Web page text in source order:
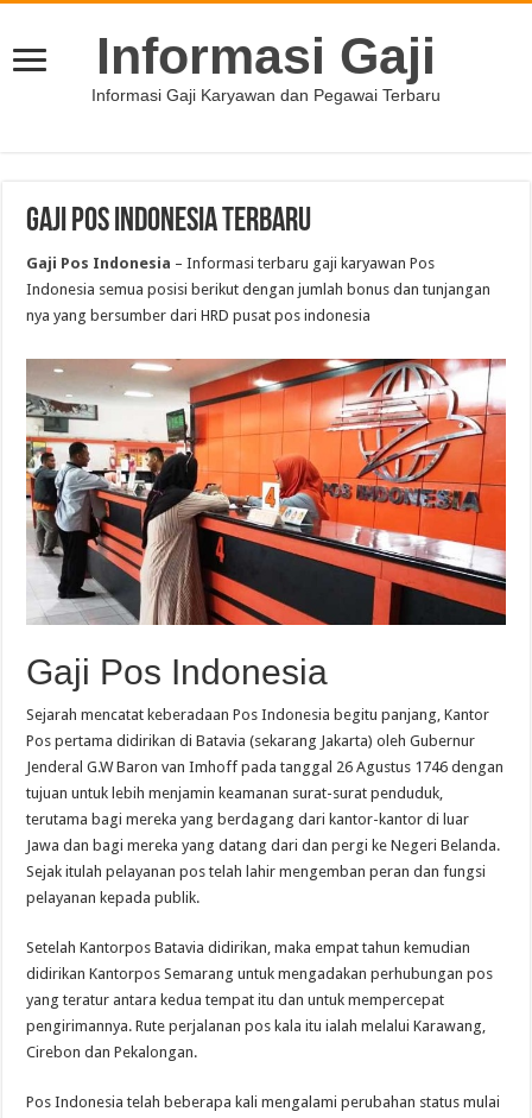
Informasi Gaji
Informasi Gaji Karyawan dan Pegawai Terbaru
Gaji Pos Indonesia Terbaru
Gaji Pos Indonesia – Informasi terbaru gaji karyawan Pos
Indonesia semua posisi berikut dengan jumlah bonus dan tunjangan
nya yang bersumber dari HRD pusat pos indonesia
Gaji Pos Indonesia
Sejarah mencatat keberadaan Pos Indonesia begitu panjang, Kantor
Pos pertama didirikan di Batavia (sekarang Jakarta) oleh Gubernur
Jenderal G.W Baron van Imhoff pada tanggal 26 Agustus 1746 dengan
tujuan untuk lebih menjamin keamanan surat-surat penduduk,
terutama bagi mereka yang berdagang dari kantor-kantor di luar
Jawa dan bagi mereka yang datang dari dan pergi ke Negeri Belanda.
Sejak itulah pelayanan pos telah lahir mengemban peran dan fungsi
pelayanan kepada publik.
Setelah Kantorpos Batavia didirikan, maka empat tahun kemudian
didirikan Kantorpos Semarang untuk mengadakan perhubungan pos
yang teratur antara kedua tempat itu dan untuk mempercepat
pengirimannya. Rute perjalanan pos kala itu ialah melalui Karawang,
Cirebon dan Pekalongan.
Pos Indonesia telah beberapa kali mengalami perubahan status mulai